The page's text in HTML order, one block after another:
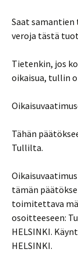
Saat
veroja tästä
Tietenkin, jos
oikaisua, tullin
Tähän
Tullilta.
tämän
toimitettava
osoitteeseen:
HELSINKI.
HELSINKI.